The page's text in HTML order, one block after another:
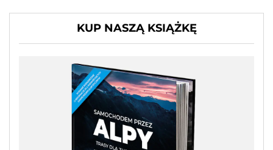
KUP NASZĄ KSIĄŻKĘ